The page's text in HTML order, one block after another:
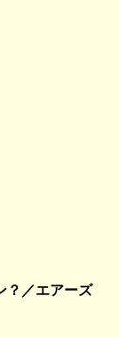
？／エアーズ